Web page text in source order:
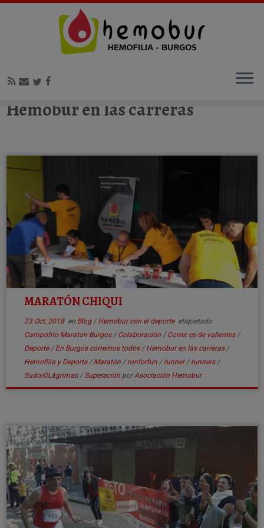
Inicio » Hemobur en las carreras
Hemobur en las carreras
MARATÓN CHIQUI
23 Oct, 2018en Blog/Hemobur con el deporte etiquetado
Campofrío Maratón Burgos/Colaboración /Correr es de valientes/
Deporte/En Burgos corremos todos/Hemobur en las carreras/
Hemofilia y Deporte/Maratón /runforfun /runner/runners/
SudorOLágrimas/Superación porAsociación Hemobur